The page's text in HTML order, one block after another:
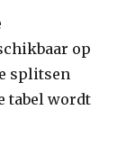
op
splitsen
tabel wordt